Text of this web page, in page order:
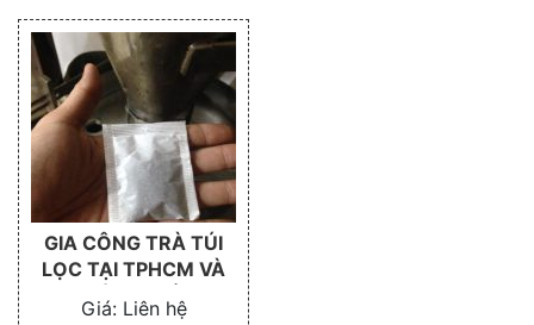
GIA CÔNG TRÀ TÚI
LỌC TẠI TPHCM VÀ
TOÀN QUỐC
Giá:Liên hệ